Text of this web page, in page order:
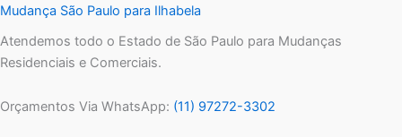
Mudança São Paulo para Ilhabela
Atendemos todo o Estado de São Paulo para Mudanças
Residenciais e Comerciais.
Orçamentos Via WhatsApp: (11) 97272-3302